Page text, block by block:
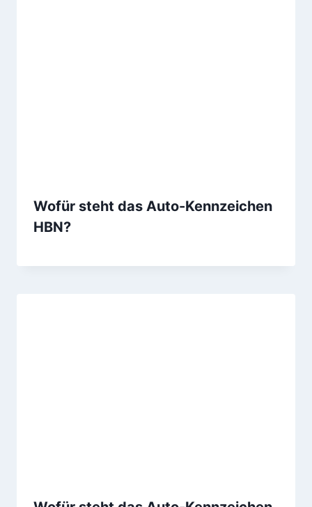
Wofür steht das Auto-Kennzeichen
HBN?